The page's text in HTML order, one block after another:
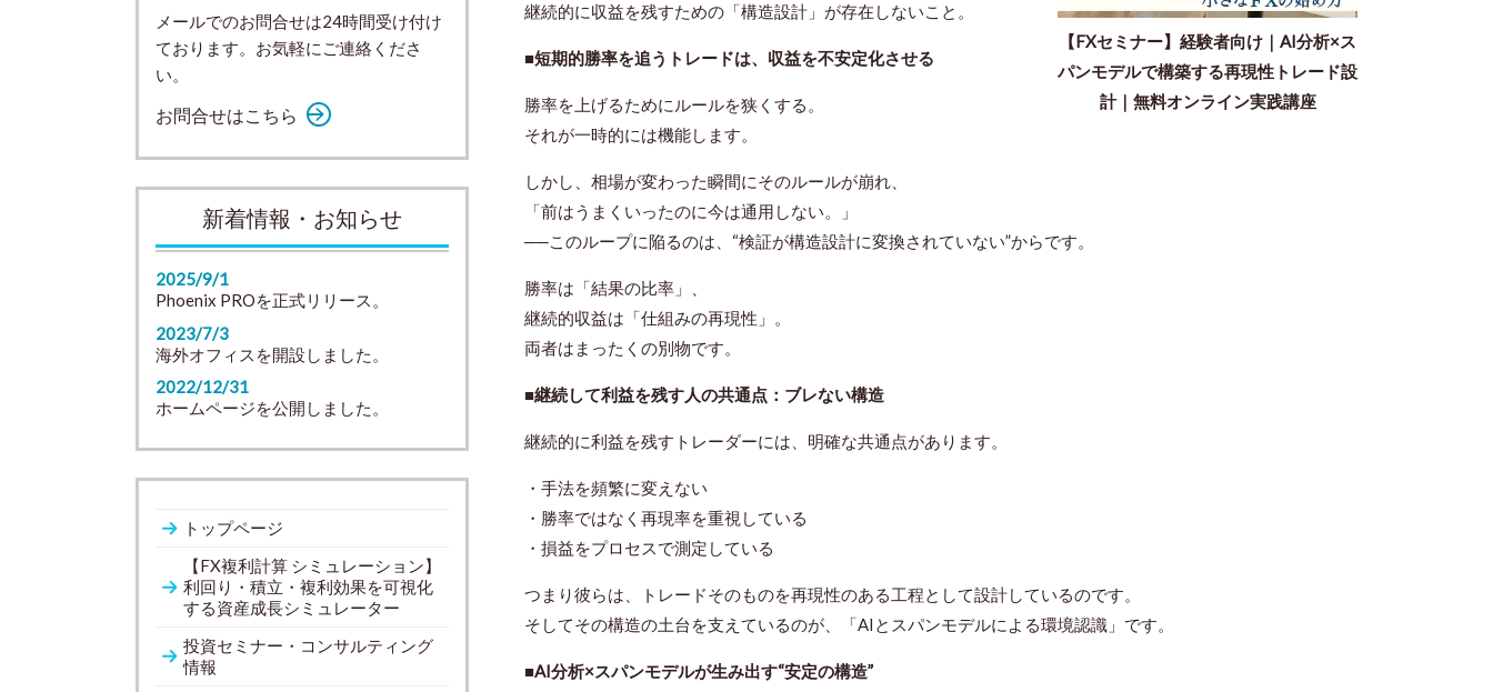
【FXセミナー】経験者向け｜AI分析×ス
パンモデルで構築する再現性トレード設
計｜無料オンライン実践講座
継続的に収益を残すための「構造設計」が存在しないこと。
■短期的勝率を追うトレードは、収益を不安定化させる
勝率を上げるためにルールを狭くする。
それが一時的には機能します。
しかし、相場が変わった瞬間にそのルールが崩れ、
「前はうまくいったのに今は通用しない。」
──このループに陥るのは、“検証が構造設計に変換されていない”からです。
勝率は「結果の比率」、
継続的収益は「仕組みの再現性」。
両者はまったくの別物です。
■継続して利益を残す人の共通点：ブレない構造
継続的に利益を残すトレーダーには、明確な共通点があります。
・手法を頻繁に変えない
・勝率ではなく再現率を重視している
・損益をプロセスで測定している
つまり彼らは、トレードそのものを再現性のある工程として設計しているのです。
そしてその構造の土台を支えているのが、「AIとスパンモデルによる環境認識」です。
■AI分析×スパンモデルが生み出す“安定の構造”
メールでのお問合せは24時間受け付け
ております。お気軽にご連絡くださ
い。
お問合せはこちら
新着情報・お知らせ
2025/9/1
Phoenix PROを正式リリース。
2023/7/3
海外オフィスを開設しました。
2022/12/31
ホームページを公開しました。
トップページ
【FX複利計算 シミュレーション】
利回り・積立・複利効果を可視化
する資産成長シミュレーター
投資セミナー・コンサルティング
情報